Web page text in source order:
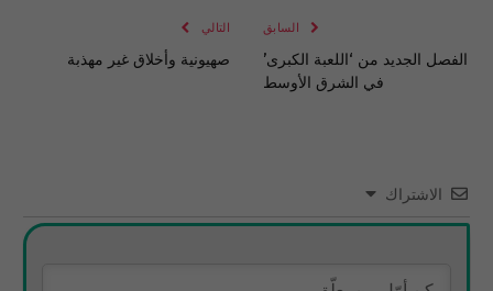
السابق
الفصل الجديد من ‘اللعبة الكبرى’
في الشرق الأوسط
التالي
صهيونية وأخلاق غير مهذبة
الاشتراك